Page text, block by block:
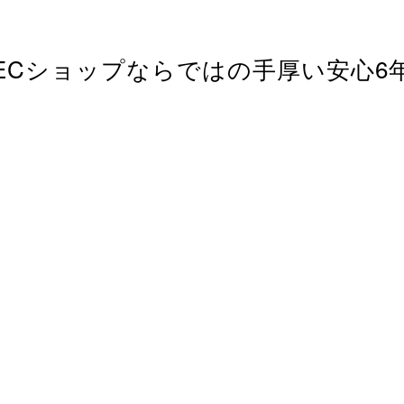
ショップならではの手厚い安心6